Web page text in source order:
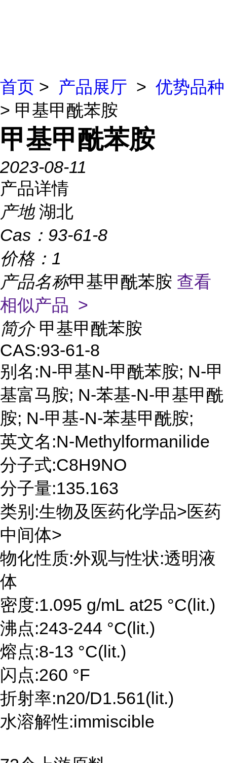
首页 > 产品展厅 > 优势品种
> 甲基甲酰苯胺
甲基甲酰苯胺
2023-08-11
产品详情
产地 湖北
Cas： 93-61-8
价格： 1
产品名称甲基甲酰苯胺 查看
相似产品 >
简介 甲基甲酰苯胺
CAS:93-61-8
别名:N-甲基N-甲酰苯胺; N-甲
基富马胺; N-苯基-N-甲基甲酰
胺; N-甲基-N-苯基甲酰胺;
英文名:N-Methylformanilide
分子式:C8H9NO
分子量:135.163
类别:生物及医药化学品>医药
中间体>
物化性质:外观与性状:透明液
体
密度:1.095 g/mL at25 °C(lit.)
沸点:243-244 °C(lit.)
熔点:8-13 °C(lit.)
闪点:260 °F
折射率:n20/D1.561(lit.)
水溶解性:immiscible